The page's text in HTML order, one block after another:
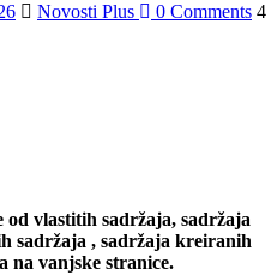
Novosti Plus 0 Comments 4
od vlastitih sadržaja, sadržaja
sadržaja , sadržaja kreiranih
na vanjske stranice.